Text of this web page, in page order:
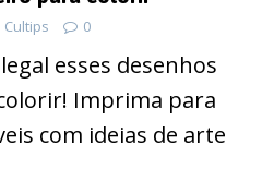
Cultips 0
esses desenhos
Imprima para
com ideias de arte